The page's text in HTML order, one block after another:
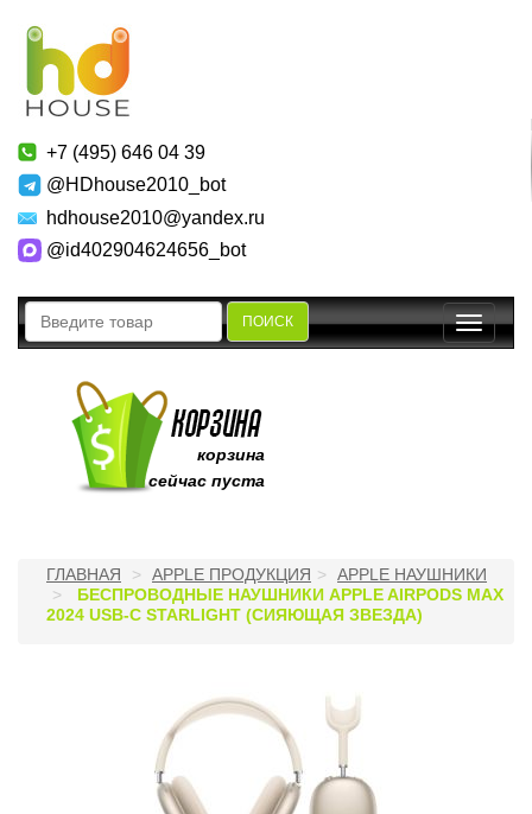
+7 (495) 646 04 39
@HDhouse2010_bot
hdhouse2010@yandex.ru
@id402904624656_bot
ПОИСК
Toggle
корзина
сейчас пуста
ГЛАВНАЯ APPLE ПРОДУКЦИЯ
APPLE НАУШНИКИ
БЕСПРОВОДНЫЕ НАУШНИКИ APPLE AIRPODS MAX
2024 USB-C STARLIGHT (СИЯЮЩАЯ ЗВЕЗДА)